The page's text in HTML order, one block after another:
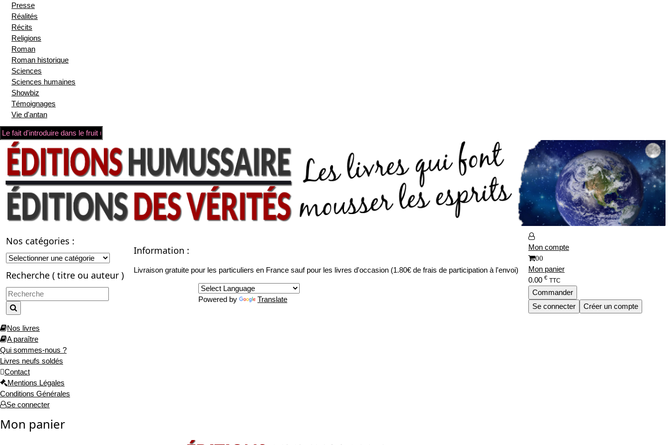
Presse
Réalités
Récits
Religions
Roman
Roman historique
Sciences
Sciences humaines
Showbiz
Témoignages
Vie d'antan
Nos catégories :
Recherche ( titre ou auteur )
Information :
Livraison gratuite pour les particuliers en France sauf pour les livres d'occasion (1.80€ de frais de participation à l'envoi)
Powered by Translate
Mon compte
00
Mon panier
0.00 € TTC
Commander
Se connecter
Créer un compte
Nos livres
A paraître
Qui sommes-nous ?
Livres neufs soldés
Contact
Mentions Légales
Conditions Générales
Se connecter
Mon panier